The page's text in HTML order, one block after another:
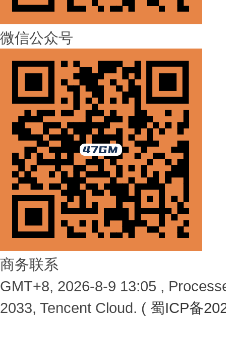
微信公众号
商务联系
GMT+8, 2026-8-9 13:05 ,
2033, Tencent Cloud. ( 蜀ICP备